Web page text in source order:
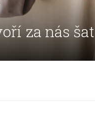
za nás šat